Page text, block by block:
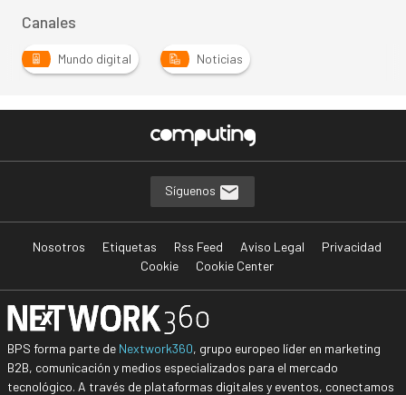
Canales
Mundo digital Noticias
Síguenos
Nosotros Etiquetas Rss Feed Aviso Legal
Privacidad
Cookie
Cookie Center
BPS forma parte de Nextwork360, grupo europeo líder en marketing
B2B, comunicación y medios especializados para el mercado
tecnológico. A través de plataformas digitales y eventos, conectamos